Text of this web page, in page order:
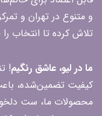
و متنوع در تهران و
تلاش کرده تا انتخاب
ما در لیو، عاشق رنگیم!
کیفیت تضمین‌شده،
محصولات ما، ست